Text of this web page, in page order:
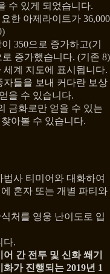
수 있게 되었습니다.
한 아제라이트가 36,000
350으로 증가하고(기
로 증가했습니다. (기존 8)
계 지도에 표시됩니다.
들을 보내 커다란 보상
을 수 있습니다.
금화로만 얻을 수 있는
아볼 수 있습니다.
사 티미어와 대화하여
혼자 또는 개별 파티와
처를 영웅 난이도로 입
다.
간 전투 및 신화 쐐기
가 진행되는 2019년 1